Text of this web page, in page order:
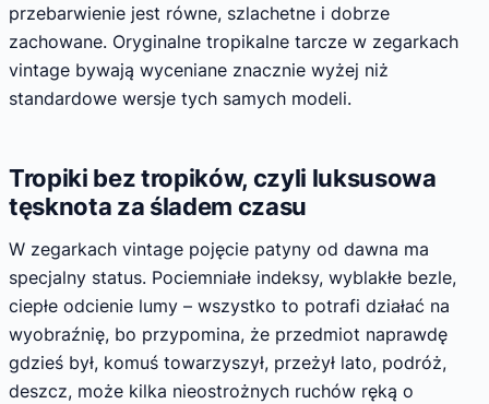
przebarwienie jest równe, szlachetne i dobrze
zachowane. Oryginalne tropikalne tarcze w zegarkach
vintage bywają wyceniane znacznie wyżej niż
standardowe wersje tych samych modeli.
Tropiki bez tropików, czyli luksusowa
tęsknota za śladem czasu
W zegarkach vintage pojęcie patyny od dawna ma
specjalny status. Pociemniałe indeksy, wyblakłe bezle,
ciepłe odcienie lumy – wszystko to potrafi działać na
wyobraźnię, bo przypomina, że przedmiot naprawdę
gdzieś był, komuś towarzyszył, przeżył lato, podróż,
deszcz, może kilka nieostrożnych ruchów ręką o